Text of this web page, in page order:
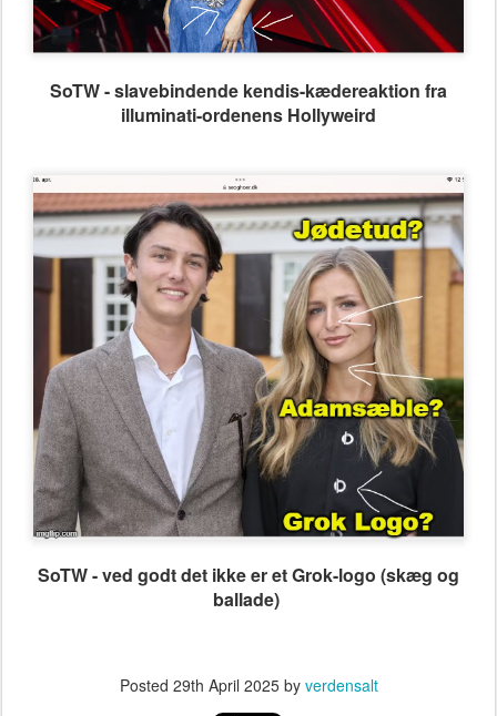
SoTW - slavebindende kendis-kædereaktion fra
illuminati-ordenens Hollyweird
SoTW - ved godt det ikke er et Grok-logo (skæg og
ballade)
Posted 29th April 2025by verdensalt